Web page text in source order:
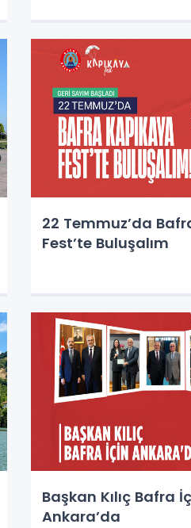
22 Temmuz’da
Fest’te Buluşalım
Başkan Kılıç Bafra
Ankara’da